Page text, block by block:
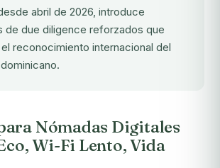
abril de 2026, introduce
de due diligence reforzados que
reconocimiento internacional del
Nómadas Digitales
Wi-Fi Lento, Vida